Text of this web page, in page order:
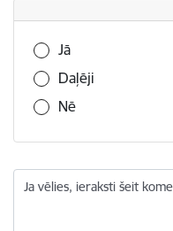
Vai šī informācija
Jā
Daļēji
Nē
Ja vēlies, ieraksti šeit